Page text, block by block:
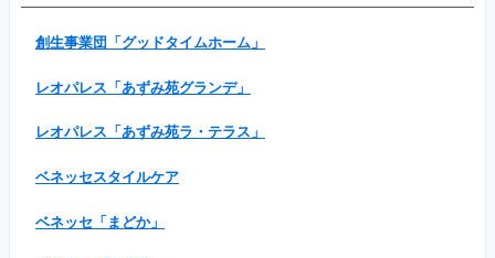
創生事業団「グッドタイムホーム」
レオパレス「あずみ苑グランデ」
レオパレス「あずみ苑ラ・テラス」
ベネッセスタイルケア
ベネッセ「まどか」